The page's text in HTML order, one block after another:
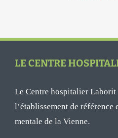
LE CENTRE
Le Centre hospitalier Laborit
l’établissement de référence
mentale de la Vienne.